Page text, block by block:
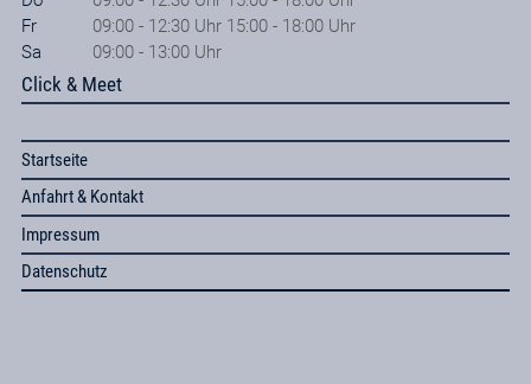
Fr
09:00 - 12:30 Uhr 15:00 - 18:00 Uhr
Sa
09:00 - 13:00 Uhr
Click & Meet
Startseite
Anfahrt & Kontakt
Impressum
Datenschutz